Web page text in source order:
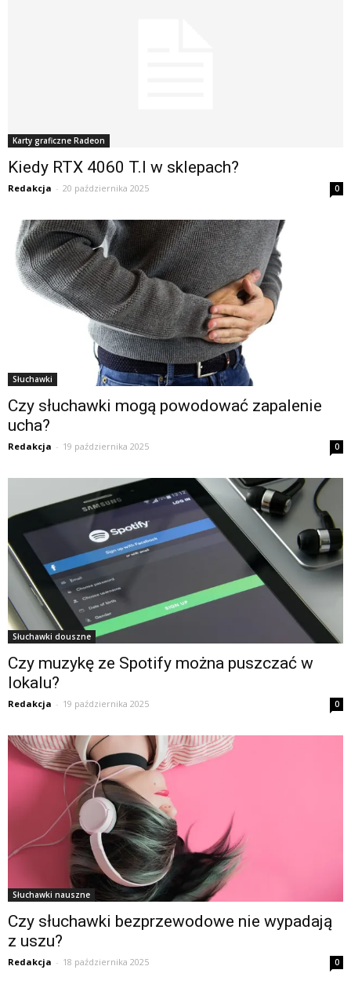
Karty graficzne Radeon
Kiedy RTX 4060 T.I w sklepach?
Redakcja - 20 października 2025 0
Słuchawki
Czy słuchawki mogą powodować zapalenie
ucha?
Redakcja - 19 października 2025 0
Słuchawki douszne
Czy muzykę ze Spotify można puszczać w
lokalu?
Redakcja - 19 października 2025 0
Słuchawki nauszne
Czy słuchawki bezprzewodowe nie wypadają
z uszu?
Redakcja - 18 października 2025 0